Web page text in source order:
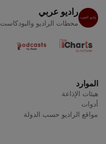
راديو عربي
محطات الراديو والبودكاست
الموارد
هيئات الإذاعة
أدوات
مواقع الراديو حسب الدولة